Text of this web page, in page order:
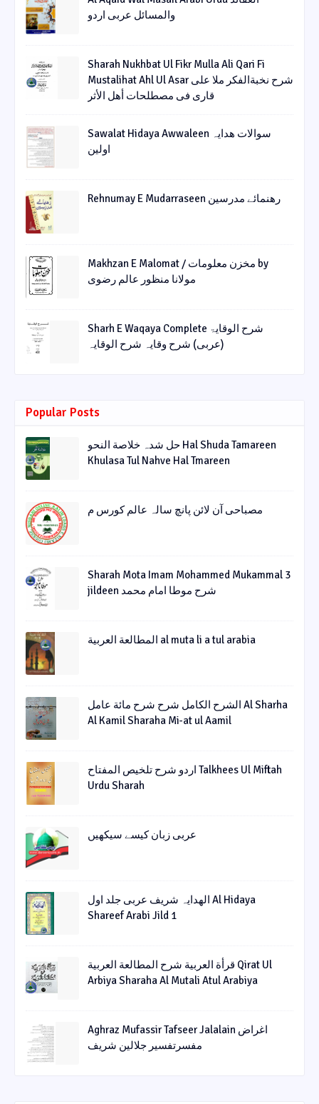
والمسائل عربی اردو
Sharah Nukhbat Ul Fikr Mulla Ali Qari Fi
Mustalihat Ahl Ul Asar شرح نخبةالفکر ملا علی
قاری فی مصطلحات أھل الأثر
Sawalat Hidaya Awwaleen سوالات ھدایہ
اولین
Rehnumay E Mudarraseen رهنمائے مدرسین
Makhzan E Malomat / مخزن معلومات by
مولانا منظور عالم رضوی
Sharh E Waqaya Complete شرح الوقایۃ
(عربی) شرح وقایہ شرح الوقایہ
Popular Posts
حل شدہ خلاصة النحو Hal Shuda Tamareen
Khulasa Tul Nahve Hal Tmareen
مصباحی آن لائن پانچ سالہ عالم کورس م
Sharah Mota Imam Mohammed Mukammal 3
jildeen شرح موطا امام محمد
المطالعة العربية al muta li a tul arabia
الشرح الکامل شرح شرح مائة عامل Al Sharha
Al Kamil Sharaha Mi-at ul Aamil
اردو شرح تلخیص المفتاح Talkhees Ul Miftah
Urdu Sharah
عربی زبان کیسے سیکھیں
الھدایہ شریف عربی جلد اول Al Hidaya
Shareef Arabi Jild 1
قرأة العربیة شرح المطالعة العربیة Qirat Ul
Arbiya Sharaha Al Mutali Atul Arabiya
Aghraz Mufassir Tafseer Jalalain اغراض
مفسرتفسیر جلالین شریف